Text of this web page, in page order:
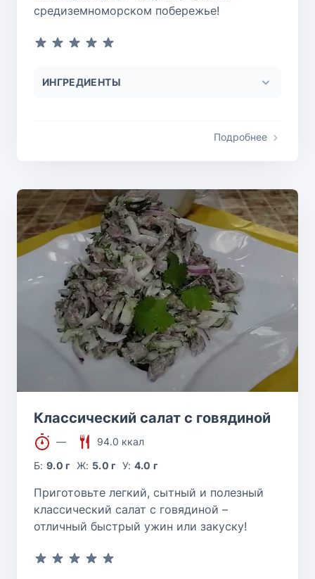
средиземноморском побережье!
ИНГРЕДИЕНТЫ
Подробнее
Классический салат с говядиной
—
94.0 ккал
Б:9.0 г Ж: 5.0 г У: 4.0 г
Приготовьте легкий, сытный и полезный
классический салат с говядиной –
отличный быстрый ужин или закуску!